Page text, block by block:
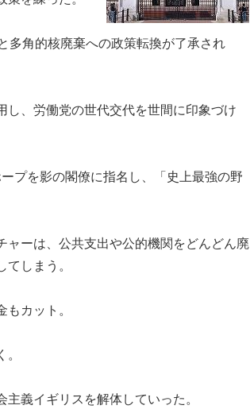
多角的核廃棄への政策転換が了承され
し、労働党の世代交代を世間に印象づけ
プを影の閣僚に指名し、「史上最強の野
ャーは、公共支出や公的機関をどんどん廃
しまう。
カット。
義イギリスを解体していった。